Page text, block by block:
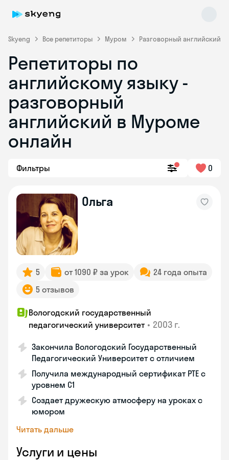
Skyeng Все репетиторы Муром Разговорный английский
Репетиторы по
английскому языку -
разговорный
английский в Муроме
онлайн
Фильтры 0
Ольга
5 от 1090 ₽ за урок
24 года опыта
5 отзывов
Вологодский государственный
педагогический университет • 2003 г.
Закончила Вологодский Государственный
Педагогический Университет с отличием
Получила международный сертификат PTE с
уровнем C1
Создает дружескую атмосферу на уроках с
юмором
Читать дальше
Услуги и цены
Skyeng Chat
online